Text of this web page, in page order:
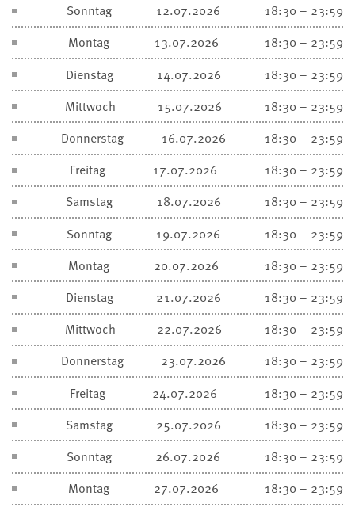
Sonntag
12.07.2026
18:30 – 23:59
Montag
13.07.2026
18:30 – 23:59
Dienstag
14.07.2026
18:30 – 23:59
Mittwoch
15.07.2026
18:30 – 23:59
Donnerstag
16.07.2026
18:30 – 23:59
Freitag
17.07.2026
18:30 – 23:59
Samstag
18.07.2026
18:30 – 23:59
Sonntag
19.07.2026
18:30 – 23:59
Montag
20.07.2026
18:30 – 23:59
Dienstag
21.07.2026
18:30 – 23:59
Mittwoch
22.07.2026
18:30 – 23:59
Donnerstag
23.07.2026
18:30 – 23:59
Freitag
24.07.2026
18:30 – 23:59
Samstag
25.07.2026
18:30 – 23:59
Sonntag
26.07.2026
18:30 – 23:59
Montag
27.07.2026
18:30 – 23:59